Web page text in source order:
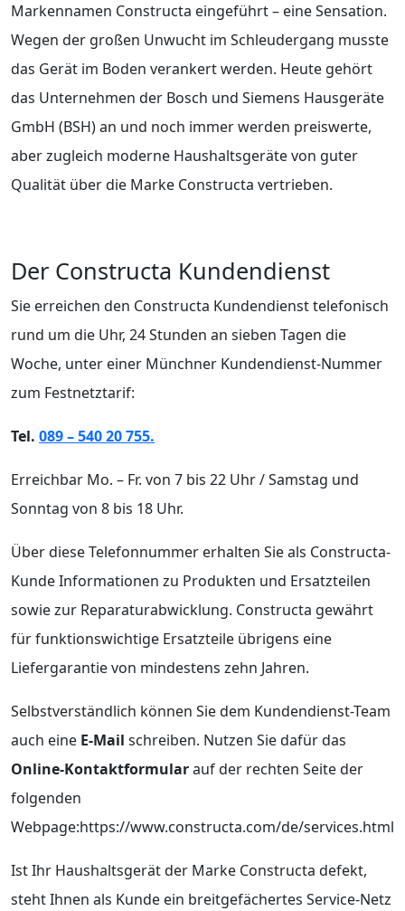
Markennamen Constructa eingeführt – eine Sensation.
Wegen der großen Unwucht im Schleudergang musste
das Gerät im Boden verankert werden. Heute gehört
das Unternehmen der Bosch und Siemens Hausgeräte
GmbH (BSH) an und noch immer werden preiswerte,
aber zugleich moderne Haushaltsgeräte von guter
Qualität über die Marke Constructa vertrieben.
Der Constructa Kundendienst
Sie erreichen den Constructa Kundendienst telefonisch
rund um die Uhr, 24 Stunden an sieben Tagen die
Woche, unter einer Münchner Kundendienst-Nummer
zum Festnetztarif:
Tel. 089 – 540 20 755.
Erreichbar Mo. – Fr. von 7 bis 22 Uhr / Samstag und
Sonntag von 8 bis 18 Uhr.
Über diese Telefonnummer erhalten Sie als Constructa-
Kunde Informationen zu Produkten und Ersatzteilen
sowie zur Reparaturabwicklung. Constructa gewährt
für funktionswichtige Ersatzteile übrigens eine
Liefergarantie von mindestens zehn Jahren.
Selbstverständlich können Sie dem Kundendienst-Team
auch eine E-Mail schreiben. Nutzen Sie dafür das
Online-Kontaktformularauf der rechten Seite der
folgenden
Webpage:https://www.constructa.com/de/services.html
Ist Ihr Haushaltsgerät der Marke Constructa defekt,
steht Ihnen als Kunde ein breitgefächertes Service-Netz